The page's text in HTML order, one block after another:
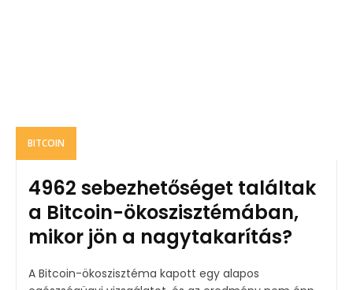
BITCOIN
4962 sebezhetőséget találtak
a Bitcoin-ökoszisztémában,
mikor jön a nagytakarítás?
A Bitcoin-ökoszisztéma kapott egy alapos